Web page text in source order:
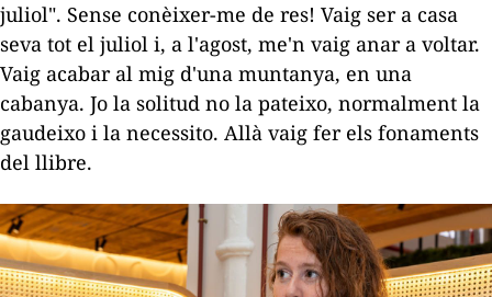
juliol". Sense conèixer-me de res! Vaig ser a casa
seva tot el juliol i, a l'agost, me'n vaig anar a voltar.
Vaig acabar al mig d'una muntanya, en una
cabanya. Jo la solitud no la pateixo, normalment la
gaudeixo i la necessito. Allà vaig fer els fonaments
del llibre.